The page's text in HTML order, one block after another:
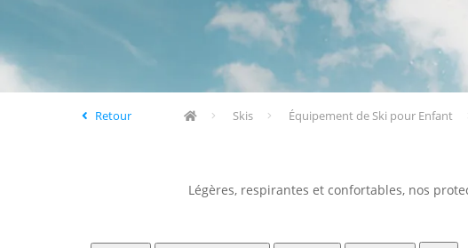
Retour Skis Équipement de Ski pour Enfant
Légères, respirantes et confortables, nos